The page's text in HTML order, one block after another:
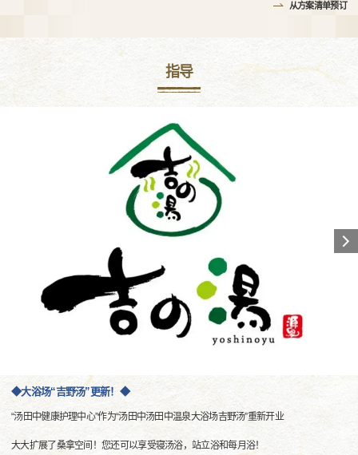
从方案清单预订
指导
◆大浴场“吉野汤”更新！◆
“汤田中健康护理中心”作为“汤田中汤田中温泉大浴场吉野汤”重新开业
大大扩展了桑拿空间！您还可以享受寝汤浴，站立浴和每月浴！